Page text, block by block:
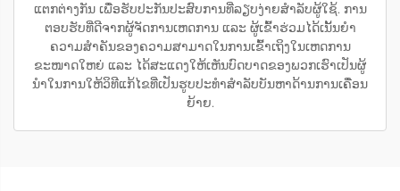
ແຕກຕ່າງກັນ ເພື່ອຮັບປະກັນປະສົບການທີ່ລຽບງ່າຍສຳລັບຜູ້ໃຊ້. ການ
ຕອບຮັບທີ່ດີຈາກຜູ້ຈັດການເຫດການ ແລະ ຜູ້ເຂົ້າຮ່ວມໄດ້ເນັ້ນຍຳ
ຄວາມສຳຄັນຂອງຄວາມສາມາດໃນການເຂົ້າເຖິງໃນເຫດການ
ຂະໜາດໃຫຍ່ ແລະ ໄດ້ສະແດງໃຫ້ເຫັນບົດບາດຂອງພວກເຮົາເປັນຜູ້
ນຳໃນການໃຫ້ວິທີແກ້ໄຂທີ່ເປັນຮູບປະທຳສຳລັບບັນຫາດ້ານການເຄື່ອນ
ຍ້າຍ.